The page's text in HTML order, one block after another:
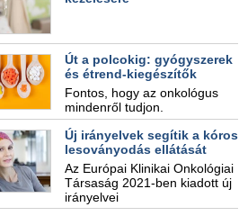
Út a polcokig: gyógyszerek
és étrend-kiegészítők
Fontos, hogy az onkológus
mindenről tudjon.
Új irányelvek segítik a kóros
lesoványodás ellátását
Az Európai Klinikai Onkológiai
Társaság 2021-ben kiadott új
irányelvei